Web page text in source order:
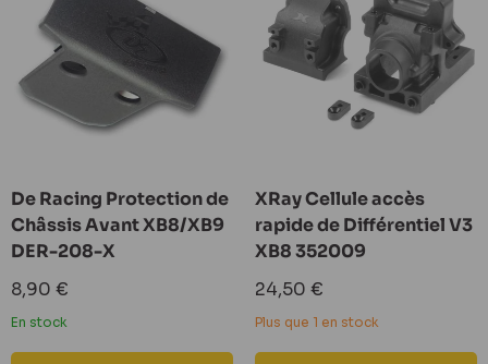
De Racing Protection de
Châssis Avant XB8/XB9
DER-208-X
Prix
réduit
8,90 €
En stock
XRay Cellule accès
rapide de Différentiel V3
XB8 352009
Prix
réduit
24,50 €
Plus que 1 en stock